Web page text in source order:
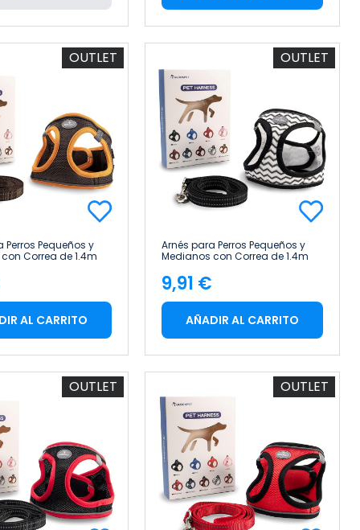
OUTLET
Perros Pequeños y
Correa de 1.4m
AL CARRITO
OUTLET
Arnés para Perros Pequeños y
Medianos con Correa de 1.4m
Glückpet
Precio
9,91 €
AÑADIR AL CARRITO
OUTLET OUTLET